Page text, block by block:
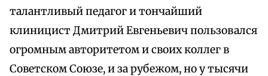
талантливый педагог и тончайший
клиницист Дмитрий Евгеньевич пользовался
огромным авторитетом и своих коллег в
Советском Союзе, и за рубежом, но у тысячи